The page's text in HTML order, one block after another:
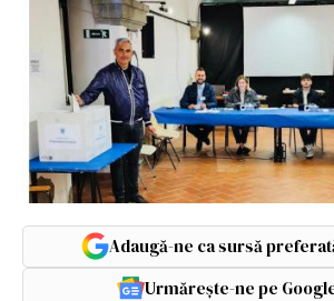
Adaugă-ne ca sursă
Urmărește-ne pe